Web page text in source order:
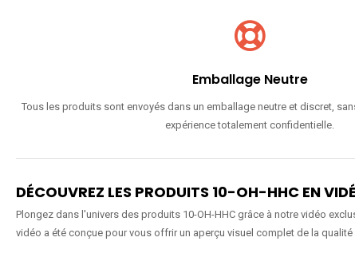
Emballage Neutre
Tous les produits sont envoyés dans un emballage neutre et discret,
expérience totalement confidentielle.
DÉCOUVREZ LES PRODUITS 10-OH-HHC EN
Plongez dans l'univers des produits 10-OH-HHC grâce à notre vidéo
vidéo a été conçue pour vous offrir un aperçu visuel complet de la